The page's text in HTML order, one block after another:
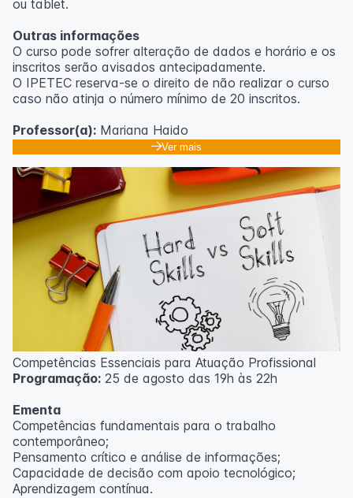
ou tablet.
Outras informações
O curso pode sofrer alteração de dados e horário e os
inscritos serão avisados ​​antecipadamente.
O IPETEC reserva-se o direito de não realizar o curso
caso não atinja o número mínimo de 20 inscritos.
Professor(a): Mariana Haido
Ver mais
Competências Essenciais para Atuação Profissional
Programação: 25 de agosto das 19h às 22h
Ementa
Competências fundamentais para o trabalho
contemporâneo;
Pensamento crítico e análise de informações;
Capacidade de decisão com apoio tecnológico;
Aprendizagem contínua.